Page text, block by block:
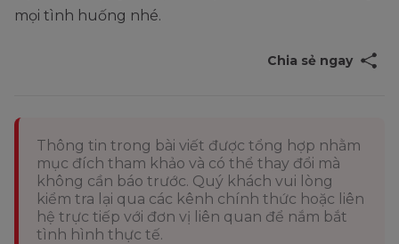
mọi tình huống nhé.
Chia sẻ ngay
Thông tin trong bài viết được tổng hợp nhằm
mục đích tham khảo và có thể thay đổi mà
không cần báo trước. Quý khách vui lòng
kiểm tra lại qua các kênh chính thức hoặc liên
hệ trực tiếp với đơn vị liên quan để nắm bắt
tình hình thực tế.